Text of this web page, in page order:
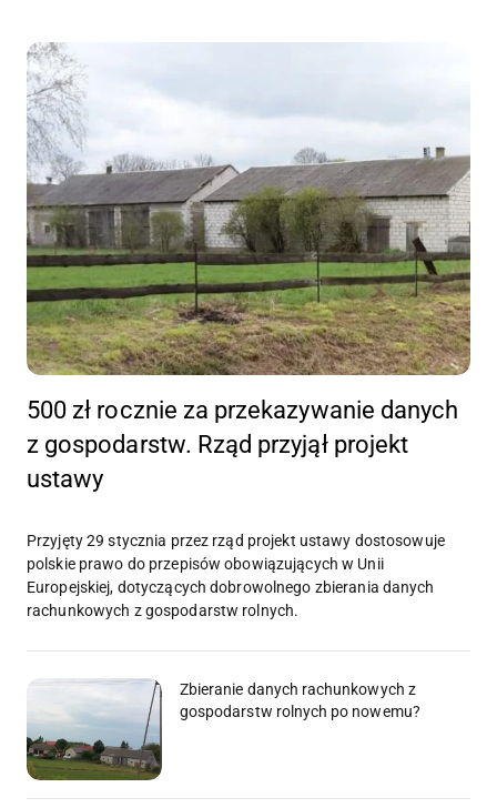
500 zł rocznie za przekazywanie danych
z gospodarstw. Rząd przyjął projekt
ustawy
Przyjęty 29 stycznia przez rząd projekt ustawy dostosowuje
polskie prawo do przepisów obowiązujących w Unii
Europejskiej, dotyczących dobrowolnego zbierania danych
rachunkowych z gospodarstw rolnych.
Zbieranie danych rachunkowych z
gospodarstw rolnych po nowemu?